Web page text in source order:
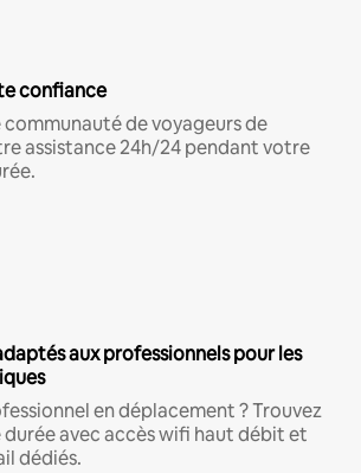
confiance
communauté de voyageurs de
assistance 24h/24 pendant votre
aux professionnels pour les
en déplacement ? Trouvez
durée avec accès wifi haut débit et
dédiés.